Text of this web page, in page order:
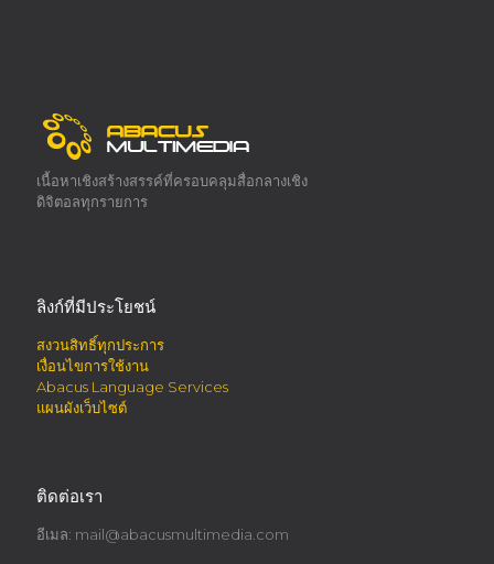
เนื้อหาเชิงสร้างสรรค์ที่ครอบคลุมสื่อกลางเชิง
ดิจิตอลทุกรายการ
ลิงก์ที่มีประโยชน์
สงวนสิทธิ์ทุกประการ
เงื่อนไขการใช้งาน
Abacus Language Services
แผนผังเว็บไซต์
ติดต่อเรา
อีเมล: mail@abacusmultimedia.com